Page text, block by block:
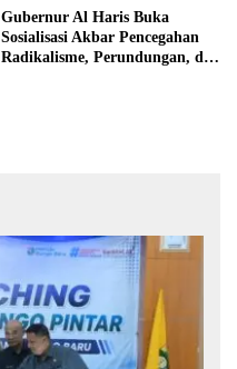
Gubernur Al Haris Buka
Sosialisasi Akbar Pencegahan
Radikalisme, Perundungan, dan